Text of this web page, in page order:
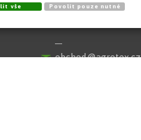
KONTAKT
obchod@agrotex.cz
vše Povolit pouze nutné